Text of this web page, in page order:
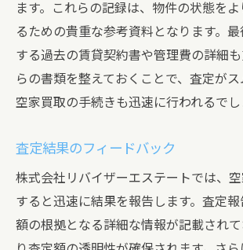
ます。これらの記録は、物件の状態を
るための貴重な参考資料となります。
する過去の賃貸契約書や管理費の詳細
らの書類を整えておくことで、査定がス
空家買取の手続きも迅速に行われるでし
査定結果のフィードバック
株式会社リバイザーエステートでは、
すると迅速に結果を報告します。査定
額の根拠となる詳細な情報が記載され